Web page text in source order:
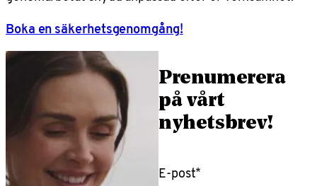
Boka en säkerhetsgenomgång!
Prenumerera
på vårt
nyhetsbrev!
E-post*